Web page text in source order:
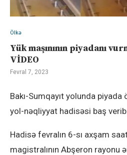
Ölkə
Yük maşınının piyadanı
VİDEO
Fevral 7, 2023
Bakı-Sumqayıt yolunda
yol-nəqliyyat hadisəsi baş verib.
Hadisə fevralın 6-sı axşam
magistralının Abşeron rayonu